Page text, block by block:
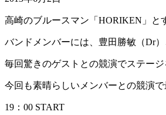
高崎のブルースマン「HORIKEN」と
バンドメンバーには、豊田勝敏（Dr
毎回驚きのゲストとの競演でステー
今回も素晴らしいメンバーとの競演
19：00 START